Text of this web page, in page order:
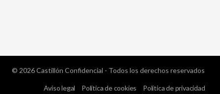
© 2026 Castillón Confidencial - Todos los derechos reservados
Aviso legal Política de cookies Política de privacidad